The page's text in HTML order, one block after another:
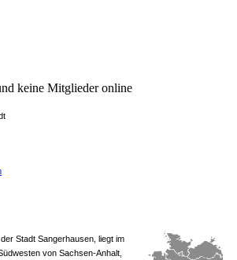
keine Mitglieder online
Stadt Sangerhausen, liegt im
von Sachsen-Anhalt,